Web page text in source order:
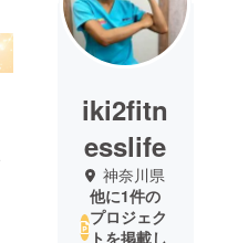
iki2fitn
esslife
神奈川県
他に1件の
プロジェク
トを掲載し